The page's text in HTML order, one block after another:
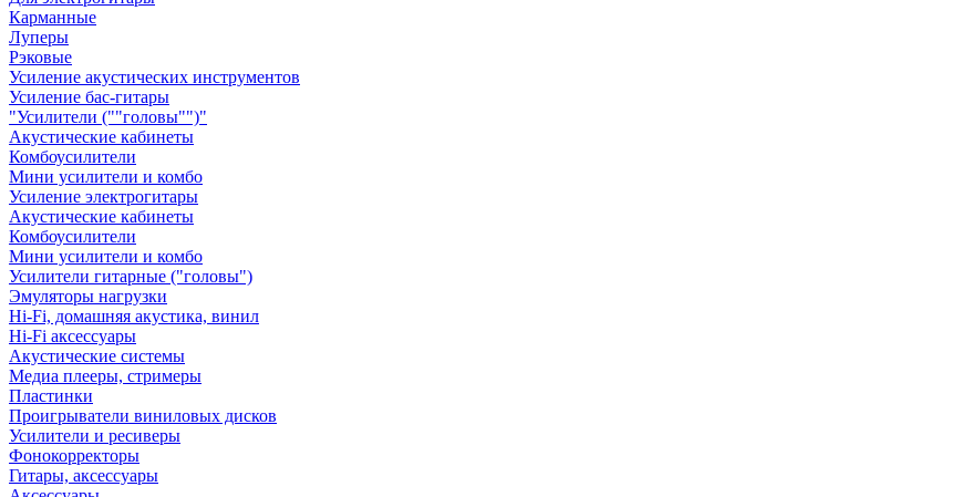
Карманные
Луперы
Рэковые
Усиление акустических инструментов
Усиление бас-гитары
"Усилители (""головы"")"
Акустические кабинеты
Комбоусилители
Мини усилители и комбо
Усиление электрогитары
Акустические кабинеты
Комбоусилители
Мини усилители и комбо
Усилители гитарные ("головы")
Эмуляторы нагрузки
Hi-Fi, домашняя акустика, винил
Hi-Fi аксессуары
Акустические системы
Медиа плееры, стримеры
Пластинки
Проигрыватели виниловых дисков
Усилители и ресиверы
Фонокорректоры
Гитары, аксессуары